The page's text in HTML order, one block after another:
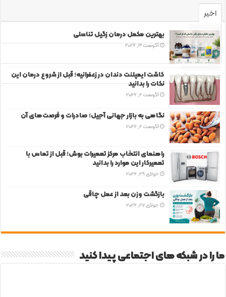
اخیر
محبوب
دیدگاه‌ها
برچسب‌ها
بهترین مکمل درمان زگیل تناسلی
آگوست 3, 2026
کاشت ایمپلنت دندان در زعفرانیه؛ قبل از شروع درمان این
نکات را بدانید
آگوست 2, 2026
نگاهی به بازار جهانی آجیل؛ صادرات و فرصت‌های آن
آگوست 2, 2026
راهنمای انتخاب مرکز تعمیرات بوش؛ قبل از تماس با
تعمیرکار این موارد را بدانید
جولای 29, 2026
بازگشت وزن بعد از عمل چاقی
جولای 27, 2026
ما را در شبکه های اجتماعی پیدا کنید